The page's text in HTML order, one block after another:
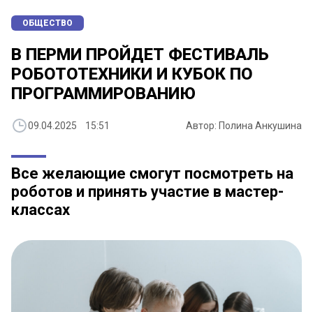
ОБЩЕСТВО
В ПЕРМИ ПРОЙДЕТ ФЕСТИВАЛЬ
РОБОТОТЕХНИКИ И КУБОК ПО
ПРОГРАММИРОВАНИЮ
09.04.2025 15:51 Автор: Полина Анкушина
Все желающие смогут посмотреть на
роботов и принять участие в мастер-
классах